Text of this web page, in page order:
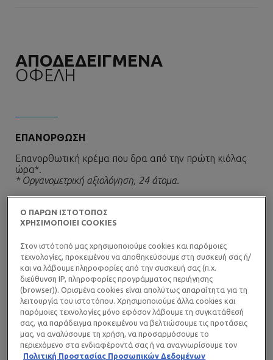
ΑΠΟΔΕΔΕΙΓΜΕΝΑ
ΟΦΕΛΗ
ΕΠΑΝΟΡΘΩΣΗ
Επανορθωτική κρέμα που δρα από την πρώτη κιόλας
ώρα*.
* Οργανομετρική αξιολόγηση, 24 άτομα.
ΕΠΑΝΑΦΟΡΑ ΟΓΚΟΥ
«Γεμίζει» αμέσως την επιδερμίδα, από την 1η κιόλας
χρήση**.
** Κλινική μελέτη, 40 άτομα.
ΔΙΟΡΘΩΣΗ
Ο ΠΑΡΩΝ ΙΣΤΟΤΟΠΟΣ
ΧΡΗΣΙΜΟΠΟΙΕΙ COOKIES
Στον ιστότοπό μας χρησιμοποιούμε cookies και παρόμοιες
τεχνολογίες, προκειμένου να αποθηκεύσουμε στη συσκευή σας ή/
και να λάβουμε πληροφορίες από την συσκευή σας (π.χ.
διεύθυνση IP, πληροφορίες προγράμματος περιήγησης
(browser)). Ορισμένα cookies είναι απολύτως απαραίτητα για τη
λειτουργία του ιστοτόπου. Χρησιμοποιούμε άλλα cookies και
παρόμοιες τεχνολογίες μόνο εφόσον λάβουμε τη συγκατάθεσή
σας, για παράδειγμα προκειμένου να βελτιώσουμε τις προτάσεις
μας, να αναλύσουμε τη χρήση, να προσαρμόσουμε το
περιεχόμενο στα ενδιαφέροντά σας ή να αναγνωρίσουμε τον
browser/ τη συσκευή σας για τη δημιουργία προφίλ με τα
Πολιτική Προστασίας Προσωπικών Δεδομένων